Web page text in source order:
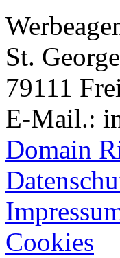
St.
79111
E-Mail.:
Domain
Cookies